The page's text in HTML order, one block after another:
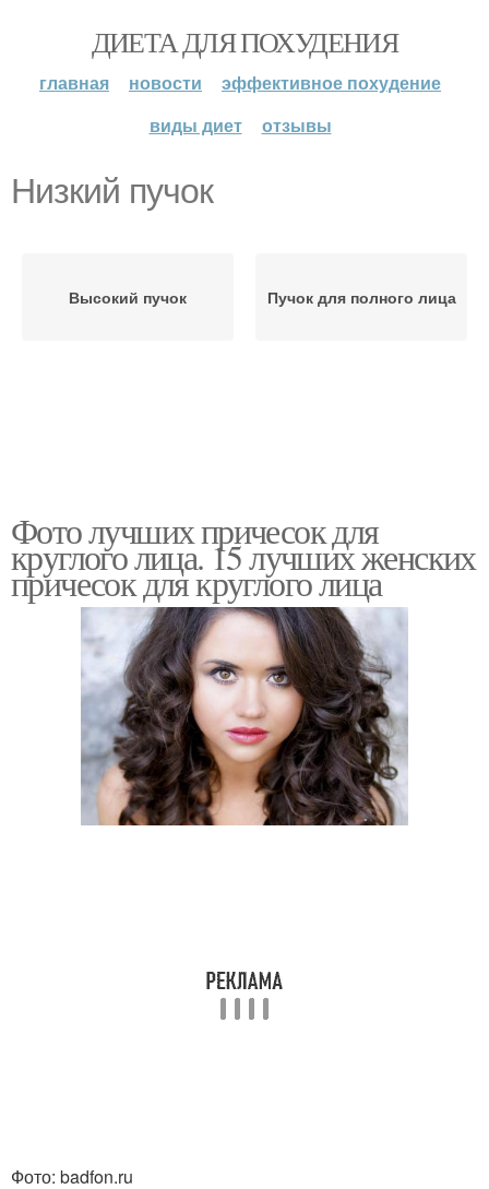
ДИЕТА ДЛЯ ПОХУДЕНИЯ
главная новости
эффективное похудение
виды диет
отзывы
Низкий пучок
Высокий пучок Пучок для полного лица
Фото лучших причесок для
круглого лица. 15 лучших женских
причесок для круглого лица
Фото: badfon.ru